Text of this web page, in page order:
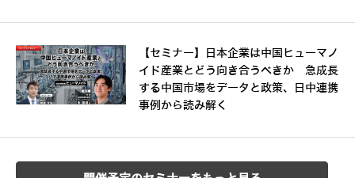
【セミナー】日本企業は中国ヒューマノ
イド産業とどう向き合うべきか 急成長
する中国市場をデータと政策、日中連携
事例から読み解く